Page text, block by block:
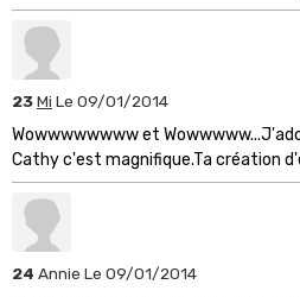
23Mi Le 09/01/2014
Wowwwwwwww et
Cathy c'est magnifique.Ta création
24 Annie Le 09/01/2014